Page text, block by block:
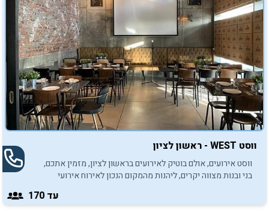
ווסט WEST - ראשון לציון
ווסט אירועים, אולם בוטיק לאירועים בראשון לציון, מזמין אתכם,
בני ובנות מצווה יקרים, ליהנות מהמקום הנכון לאירוח אירועי
עד 170